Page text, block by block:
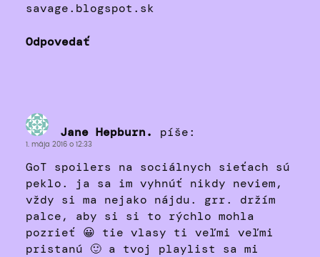
savage.blogspot.sk
Odpovedať
Jane Hepburn. píše:
1. mája 2016 o 12:33
GoT spoilers na sociálnych sieťach sú
peklo. ja sa im vyhnúť nikdy neviem,
vždy si ma nejako nájdu. grr. držím
palce, aby si si to rýchlo mohla
pozrieť 😀 tie vlasy ti veľmi veľmi
pristanú 🙂 a tvoj playlist sa mi